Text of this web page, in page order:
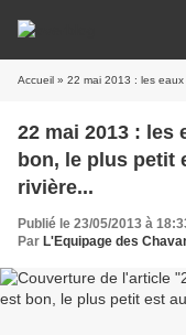
Accueil » 22 mai 2013 : les eaux sont
22 mai 2013 : les
bon, le plus petit
rivière...
Publié le 23/05/2013 à
Par L'Equipage des